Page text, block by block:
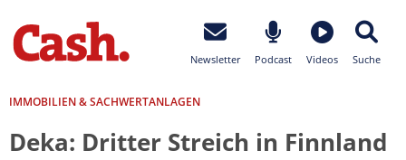
Newsletter Podcast Videos Suche
IMMOBILIEN & SACHWERTANLAGEN
Deka: Dritter Streich in Finnland